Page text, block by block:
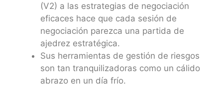
(V2) a las estrategias de negociación
eficaces hace que cada sesión de
negociación parezca una partida de
ajedrez estratégica.
Sus herramientas de gestión de riesgos
son tan tranquilizadoras como un cálido
abrazo en un día frío.